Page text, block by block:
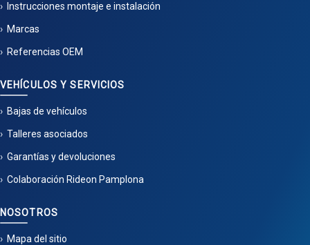
Instrucciones montaje e instalación
Marcas
Referencias OEM
VEHÍCULOS Y SERVICIOS
Bajas de vehículos
Talleres asociados
Garantías y devoluciones
Colaboración Rideon Pamplona
NOSOTROS
Mapa del sitio